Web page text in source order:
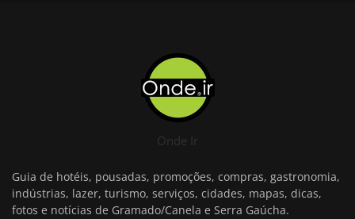
Onde Ir
Guia de hotéis, pousadas, promoções, compras, gastronomia,
indústrias, lazer, turismo, serviços, cidades, mapas, dicas,
fotos e notícias de Gramado/Canela e Serra Gaúcha.